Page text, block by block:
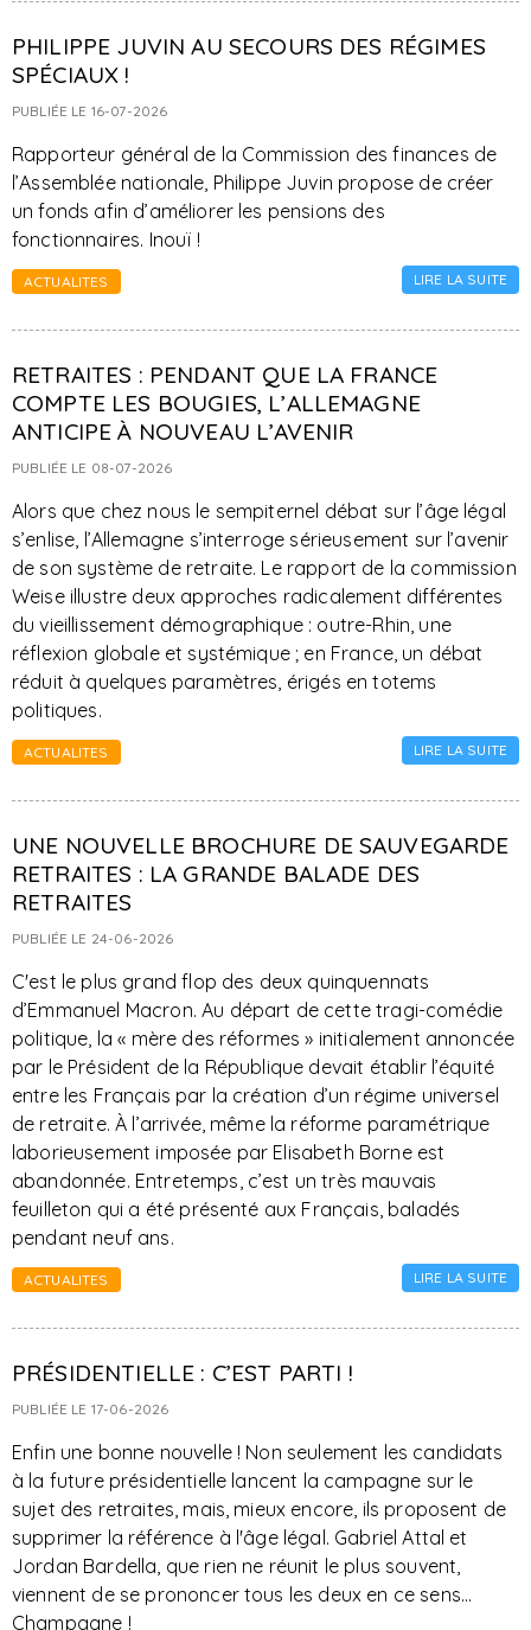
PHILIPPE JUVIN AU SECOURS DES RÉGIMES
SPÉCIAUX !
PUBLIÉE LE 16-07-2026
Rapporteur général de la Commission des finances de
l’Assemblée nationale, Philippe Juvin propose de créer
un fonds afin d’améliorer les pensions des
fonctionnaires. Inouï !
ACTUALITES LIRE LA SUITE
RETRAITES : PENDANT QUE LA FRANCE
COMPTE LES BOUGIES, L’ALLEMAGNE
ANTICIPE À NOUVEAU L’AVENIR
PUBLIÉE LE 08-07-2026
Alors que chez nous le sempiternel débat sur l’âge légal
s’enlise, l’Allemagne s’interroge sérieusement sur l’avenir
de son système de retraite. Le rapport de la commission
Weise illustre deux approches radicalement différentes
du vieillissement démographique : outre-Rhin, une
réflexion globale et systémique ; en France, un débat
réduit à quelques paramètres, érigés en totems
politiques.
ACTUALITES LIRE LA SUITE
UNE NOUVELLE BROCHURE DE SAUVEGARDE
RETRAITES : LA GRANDE BALADE DES
RETRAITES
PUBLIÉE LE 24-06-2026
C'est le plus grand flop des deux quinquennats
d’Emmanuel Macron. Au départ de cette tragi-comédie
politique, la « mère des réformes » initialement annoncée
par le Président de la République devait établir l’équité
entre les Français par la création d’un régime universel
de retraite. À l’arrivée, même la réforme paramétrique
laborieusement imposée par Elisabeth Borne est
abandonnée. Entretemps, c’est un très mauvais
feuilleton qui a été présenté aux Français, baladés
pendant neuf ans.
ACTUALITES LIRE LA SUITE
PRÉSIDENTIELLE : C’EST PARTI !
PUBLIÉE LE 17-06-2026
Enfin une bonne nouvelle ! Non seulement les candidats
à la future présidentielle lancent la campagne sur le
sujet des retraites, mais, mieux encore, ils proposent de
supprimer la référence à l'âge légal. Gabriel Attal et
Jordan Bardella, que rien ne réunit le plus souvent,
viennent de se prononcer tous les deux en ce sens...
Champagne !